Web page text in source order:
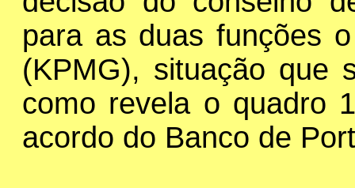
para as duas funções
(KPMG), situação que
como revela o quadro
acordo do Banco de